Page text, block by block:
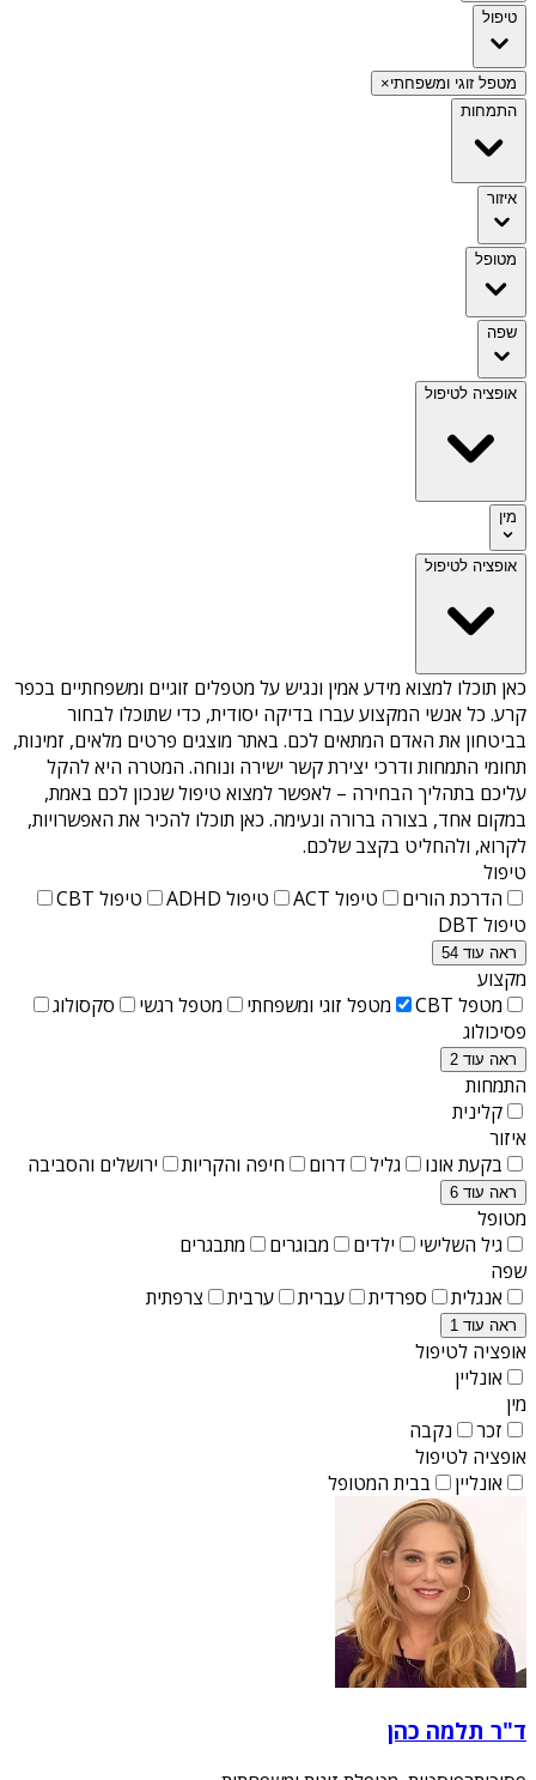
טיפול
מטפל זוגי ומשפחתי×
התמחות
איזור
מטופל
שפה
אופציה לטיפול
מין
אופציה לטיפול
כאן תוכלו למצוא מידע אמין ונגיש על מטפלים זוגיים ומשפחתיים בכפר
קרע. כל אנשי המקצוע עברו בדיקה יסודית, כדי שתוכלו לבחור
בביטחון את האדם המתאים לכם. באתר מוצגים פרטים מלאים, זמינות,
תחומי התמחות ודרכי יצירת קשר ישירה ונוחה. המטרה היא להקל
עליכם בתהליך הבחירה – לאפשר למצוא טיפול שנכון לכם באמת,
במקום אחד, בצורה ברורה ונעימה. כאן תוכלו להכיר את האפשרויות,
לקרוא, ולהחליט בקצב שלכם.
טיפול
הדרכת הורים
טיפול ACT טיפול ADHD
טיפול CBT
טיפול DBT
ראה עוד 54
מקצוע
מטפל CBT
מטפל זוגי ומשפחתי מטפל רגשי
סקסולוג
פסיכולוג
ראה עוד 2
התמחות
קלינית
איזור
בקעת אונו
גליל דרום חיפה והקריות ירושלים והסביבה
ראה עוד 6
מטופל
גיל השלישי
ילדים מבוגרים
מתבגרים
שפה
אנגלית
ספרדית עברית ערבית צרפתית
ראה עוד 1
אופציה לטיפול
אונליין
מין
זכר
נקבה
אופציה לטיפול
אונליין
בבית המטופל
ד"ר תלמה כהן